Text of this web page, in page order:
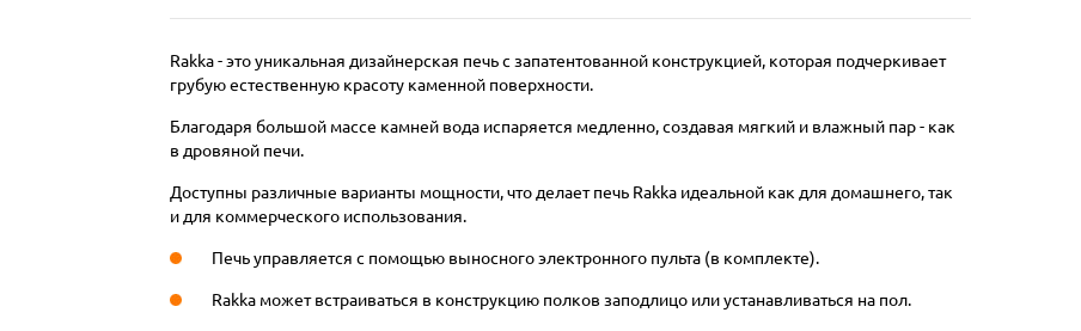
Rakka - это уникальная дизайнерская печь с запатентованной конструкцией, которая подчеркивает
грубую естественную красоту каменной поверхности.
Благодаря большой массе камней вода испаряется медленно, создавая мягкий и влажный пар - как
в дровяной печи.
Доступны различные варианты мощности, что делает печь Rakka идеальной как для домашнего, так
и для коммерческого использования.
Печь управляется с помощью выносного электронного пульта (в комплекте).
Rakka может встраиваться в конструкцию полков заподлицо или устанавливаться на пол.